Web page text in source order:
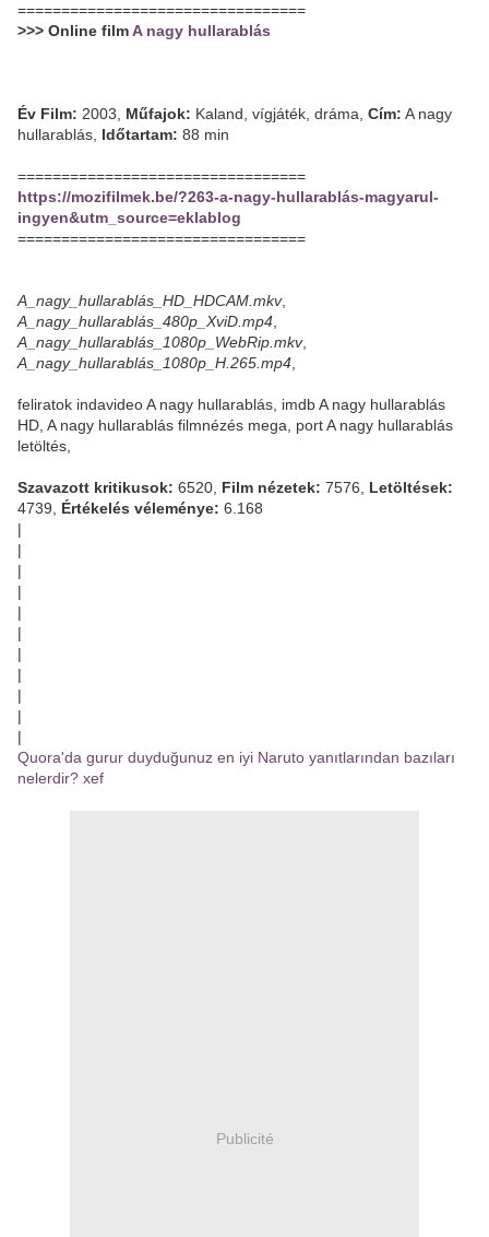
=================================
>>> Online filmA nagy hullarablás
Év Film: 2003, Műfajok: Kaland, vígjáték, dráma, Cím: A nagy
hullarablás, Időtartam: 88 min
=================================
https://mozifilmek.be/?263-a-nagy-hullarablás-magyarul-
ingyen&utm_source=eklablog
=================================
A_nagy_hullarablás_HD_HDCAM.mkv,
A_nagy_hullarablás_480p_XviD.mp4
A_nagy_hullarablás_1080p_WebRip.mkv,
A_nagy_hullarablás_1080p_H.265.mp4
feliratok indavideo A nagy hullarablás, imdb A nagy hullarablás
HD, A nagy hullarablás filmnézés mega, port A nagy hullarablás
letöltés,
Szavazott kritikusok: 6520, Film nézetek: 7576, Letöltések:
4739, Értékelés véleménye: 6.168
|
|
|
|
|
|
|
|
|
|
|
Quora'da gurur duyduğunuz en iyi Naruto yanıtlarından bazıları
nelerdir? xef
Publicité